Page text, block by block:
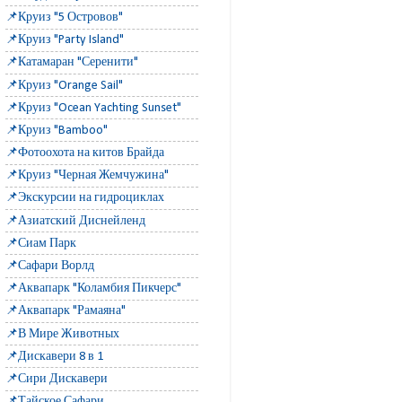
📌Круиз "5 Островов"
📌Круиз "Party Island"
📌Катамаран "Серенити"
📌Круиз "Orange Sail"
📌Круиз "Ocean Yachting Sunset"
📌Круиз "Bamboo"
📌Фотоохота на китов Брайда
📌Круиз "Черная Жемчужина"
📌Экскурсии на гидроциклах
📌Азиатский Диснейленд
📌Сиам Парк
📌Сафари Ворлд
📌Аквапарк "Коламбия Пикчерс"
📌Аквапарк "Рамаяна"
📌В Мире Животных
📌Дискавери 8 в 1
📌Сири Дискавери